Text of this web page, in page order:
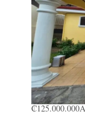
₡125.000.000